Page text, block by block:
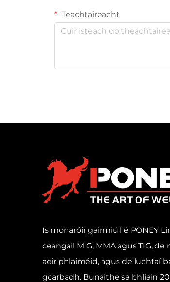
Teachtaireacht
Is monaróir gairmiúil é PONEY
ceangail MIG, MMA agus TIG,
aeir phlaiméid, agus de luchtaí
gcarbadh. Bunaithe sa bhliain